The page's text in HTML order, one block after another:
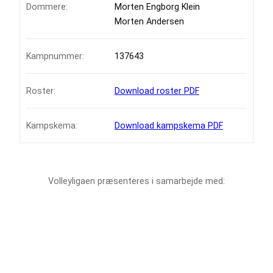
Dommere:
Morten Engborg Klein
Morten Andersen
Kampnummer: 137643
Roster: Download roster PDF
Kampskema: Download kampskema PDF
Volleyligaen præsenteres i samarbejde med: